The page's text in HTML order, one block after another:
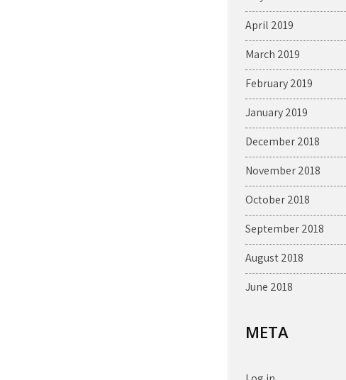
April 2019
March 2019
February 2019
January 2019
December 2018
November 2018
October 2018
September 2018
August 2018
June 2018
META